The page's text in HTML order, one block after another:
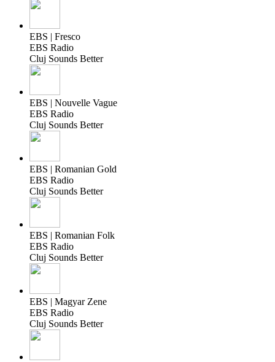
EBS | Fresco
EBS Radio
Cluj Sounds Better
EBS | Nouvelle Vague
EBS Radio
Cluj Sounds Better
EBS | Romanian Gold
EBS Radio
Cluj Sounds Better
EBS | Romanian Folk
EBS Radio
Cluj Sounds Better
EBS | Magyar Zene
EBS Radio
Cluj Sounds Better